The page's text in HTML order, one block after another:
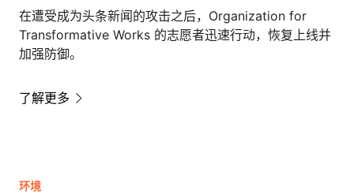
在遭受成为头条新闻的攻击之后，Organization for
Transformative Works 的志愿者迅速行动，恢复上线并
加强防御。
了解更多
环境